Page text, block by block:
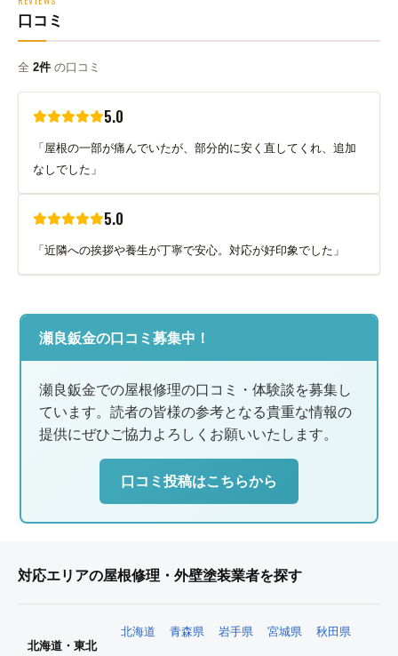
口コミ
全 2件 の口コミ
5.0
「屋根の一部が痛んでいたが、部分的に安く直してくれ、追加
なしでした」
5.0
「近隣への挨拶や養生が丁寧で安心。対応が好印象でした」
瀬良鈑金の口コミ募集中！
瀬良鈑金での屋根修理の口コミ・体験談を募集し
ています。読者の皆様の参考となる貴重な情報の
提供にぜひご協力よろしくお願いいたします。
口コミ投稿はこちらから
対応エリアの屋根修理・外壁塗装業者を探す
北海道・東北
北海道 青森県 岩手県 宮城県 秋田県